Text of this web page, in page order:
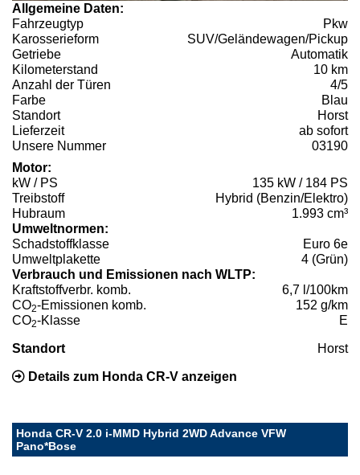
Allgemeine Daten:
Fahrzeugtyp
Pkw
Karosserieform
SUV/Geländewagen/Pickup
Getriebe
Automatik
Kilometerstand
10 km
Anzahl der Türen
4/5
Farbe
Blau
Standort
Horst
Lieferzeit
ab sofort
Unsere Nummer
03190
Motor:
kW / PS
135 kW / 184 PS
Treibstoff
Hybrid (Benzin/Elektro)
Hubraum
1.993 cm³
Umweltnormen:
Schadstoffklasse
Euro 6e
Umweltplakette
4 (Grün)
Verbrauch und Emissionen nach WLTP:
Kraftstoffverbr. komb.
6,7 l/100km
CO2-Emissionen komb.
152 g/km
CO2-Klasse E
Standort Horst
Details zum Honda CR-V anzeigen
Honda CR-V 2.0 i-MMD Hybrid 2WD Advance VFW
Pano*Bose